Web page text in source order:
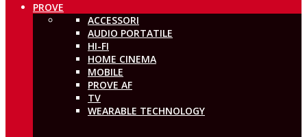
PROVE
ACCESSORI
AUDIO PORTATILE
HI-FI
HOME CINEMA
MOBILE
PROVE AF
TV
WEARABLE TECHNOLOGY